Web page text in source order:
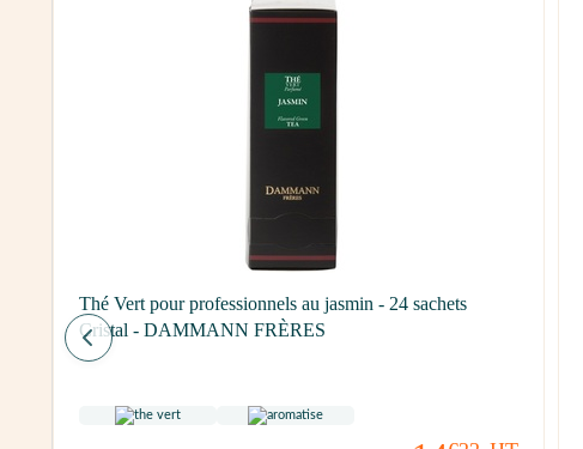
Thé Vert pour professionnels au jasmin - 24 sachets
Cristal - DAMMANN FRÈRES